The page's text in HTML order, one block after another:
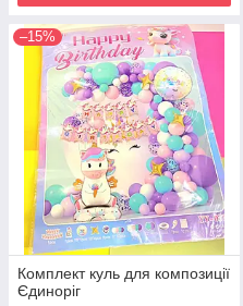
–15%
Комплект куль для композиції
Єдиноріг